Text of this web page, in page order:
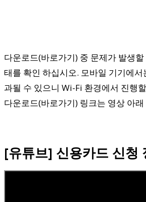
다운로드(바로가기) 중 문제가 발생
태를 확인 하십시오. 모바일 기기에
과될 수 있으니 Wi-Fi 환경에서 진행
다운로드(바로가기) 링크는 영상 아
[유튜브] 신용카드 신청